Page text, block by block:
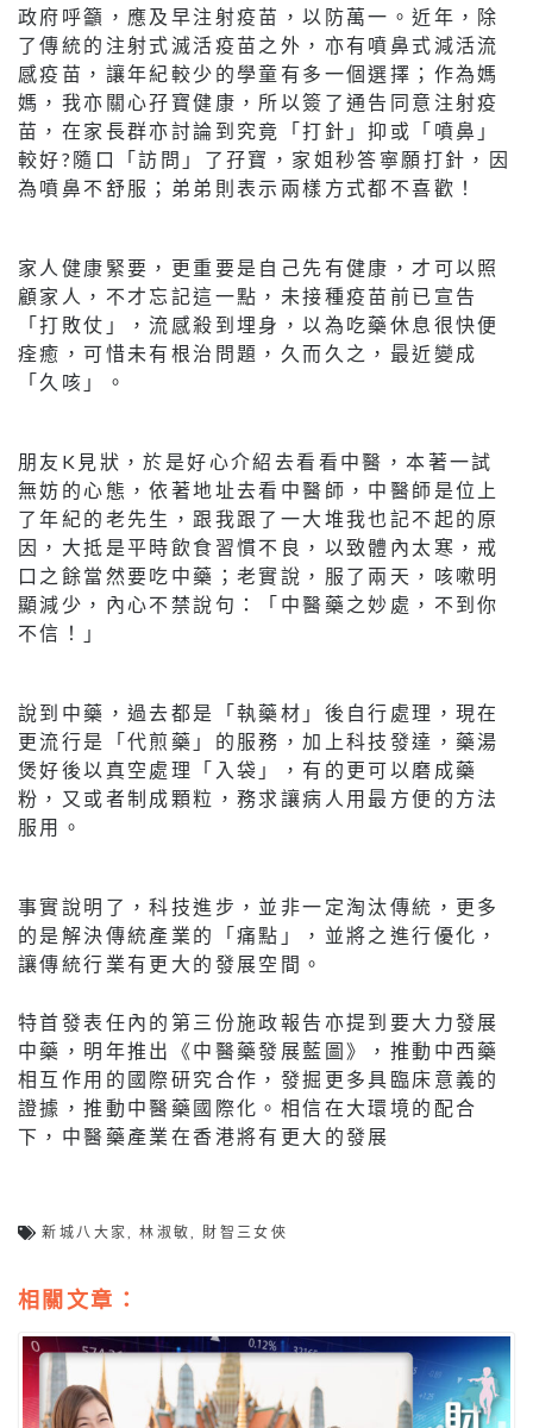
政府呼籲，應及早注射疫苗，以防萬一。近年，除
了傳統的注射式滅活疫苗之外，亦有噴鼻式減活流
感疫苗，讓年紀較少的學童有多一個選擇；作為媽
媽，我亦關心孖寶健康，所以簽了通告同意注射疫
苗，在家長群亦討論到究竟「打針」抑或「噴鼻」
較好?隨口「訪問」了孖寶，家姐秒答寧願打針，因
為噴鼻不舒服；弟弟則表示兩樣方式都不喜歡！
家人健康緊要，更重要是自己先有健康，才可以照
顧家人，不才忘記這一點，未接種疫苗前已宣告
「打敗仗」，流感殺到埋身，以為吃藥休息很快便
痊癒，可惜未有根治問題，久而久之，最近變成
「久咳」。
朋友K見狀，於是好心介紹去看看中醫，本著一試
無妨的心態，依著地址去看中醫師，中醫師是位上
了年紀的老先生，跟我跟了一大堆我也記不起的原
因，大抵是平時飲食習慣不良，以致體內太寒，戒
口之餘當然要吃中藥；老實說，服了兩天，咳嗽明
顯減少，內心不禁說句：「中醫藥之妙處，不到你
不信！」
說到中藥，過去都是「執藥材」後自行處理，現在
更流行是「代煎藥」的服務，加上科技發達，藥湯
煲好後以真空處理「入袋」，有的更可以磨成藥
粉，又或者制成顆粒，務求讓病人用最方便的方法
服用。
事實說明了，科技進步，並非一定淘汰傳統，更多
的是解決傳統產業的「痛點」，並將之進行優化，
讓傳統行業有更大的發展空間。
特首發表任內的第三份施政報告亦提到要大力發展
中藥，明年推出《中醫藥發展藍圖》，推動中西藥
相互作用的國際研究合作，發掘更多具臨床意義的
證據，推動中醫藥國際化。相信在大環境的配合
下，中醫藥產業在香港將有更大的發展
新城八大家 ,林淑敏 財智三女俠
相關文章：